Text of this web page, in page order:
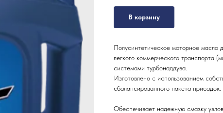
В корзину
Полусинтетическое моторное масло
легкого коммерческого транспорта
системами турбонаддува.
Изготовлено с использованием
сбалансированного пакета присадок.
Обеспечивает надежную смазку узлов